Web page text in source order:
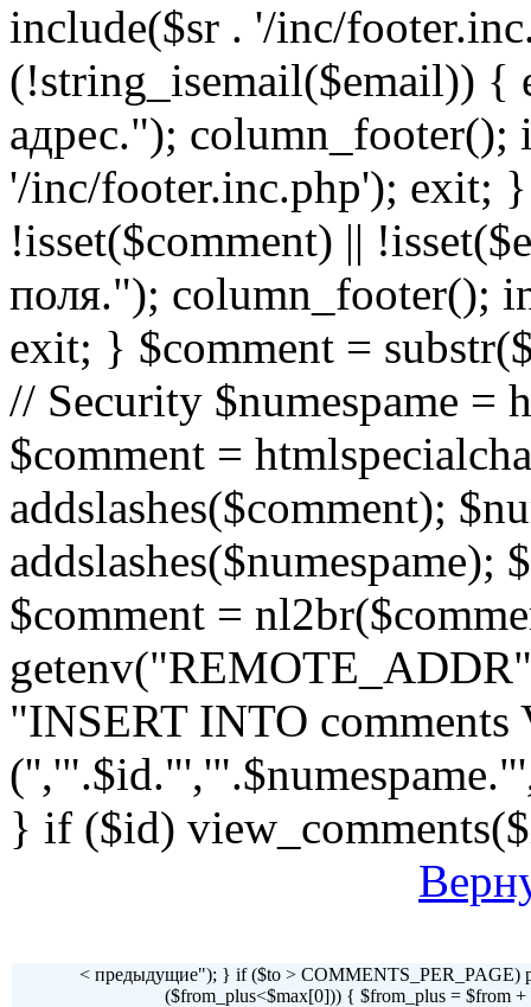
include($sr . '/inc/
(!string_isemail($email)) {
адрес."); column_footer();
'/inc/footer.inc.php'); exit;
!isset($comment) ||
поля."); column_footer();
exit; } $comment =
// Security $numespame =
$comment =
addslashes($comment);
addslashes($numespame);
$comment =
"INSERT INTO comments
} if ($id)
< предыдущие"); } if ($to > COMMENTS_PER_PAGE)
($from_plus<$max[0])) { $from_plus = $from